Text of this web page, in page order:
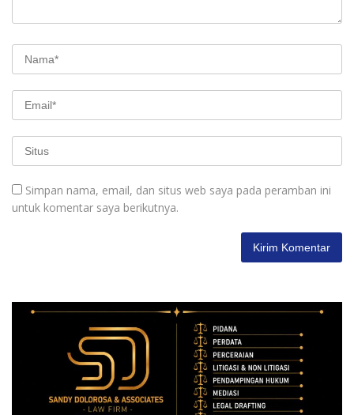
Simpan nama, email, dan situs web saya pada peramban ini
untuk komentar saya berikutnya.